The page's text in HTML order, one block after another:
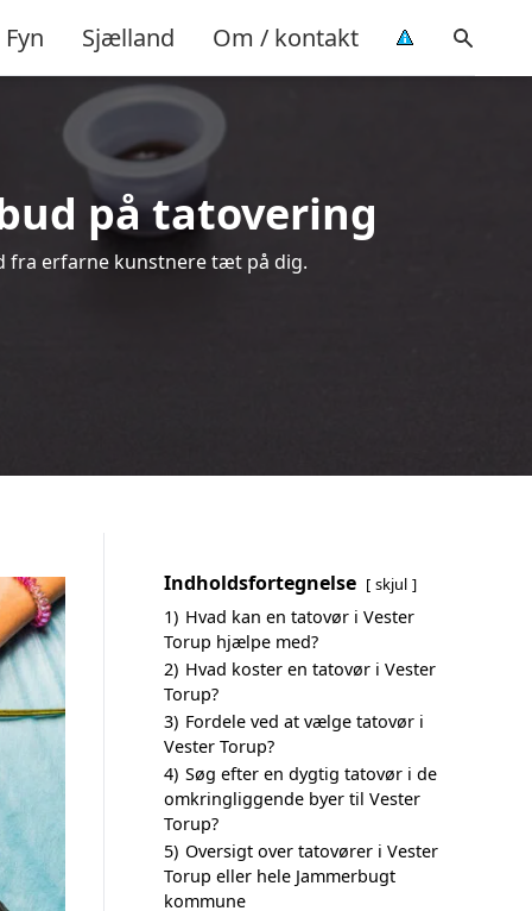
Fyn Sjælland Om / kontakt
på tatovering
fra erfarne kunstnere tæt på dig.
Indholdsfortegnelse skjul
1) Hvad kan en tatovør i Vester
Torup hjælpe med?
2) Hvad koster en tatovør i Vester
Torup?
3) Fordele ved at vælge tatovør i
Vester Torup?
4) Søg efter en dygtig tatovør i de
omkringliggende byer til Vester
Torup?
5) Oversigt over tatovører i Vester
Torup eller hele Jammerbugt
kommune